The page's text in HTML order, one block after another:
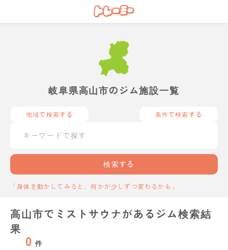
岐阜県高山市のジム施設一覧
地域で検索する 条件で検索する
検索する
「身体を動かしてみると、何かが少しずつ変わるかも」
高山市でミストサウナがあるジム検索結
果
0 件